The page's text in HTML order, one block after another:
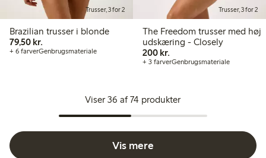
Trusser, 3 for 2
Brazilian trusser i blonde
79,50 kr.
+ 6 farverGenbrugsmateriale
Trusser, 3 for 2
The Freedom trusser med høj
udskæring - Closely
200 kr.200,00 kr.
+ 3 farverGenbrugsmateriale
Viser 36 af 74 produkter
Vis mere